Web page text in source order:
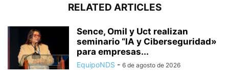
RELATED ARTICLES
Sence, Omil y Uct realizan
seminario “IA y Ciberseguridad»
para empresas...
EquipoNDS - 6 de agosto de 2026